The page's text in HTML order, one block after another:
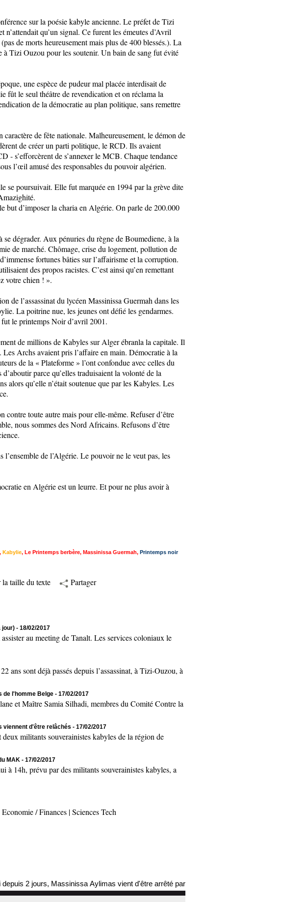
sur la poésie kabyle ancienne. Le préfet de Tizi
qu’un signal. Ce furent les émeutes d’Avril
de morts heureusement mais plus de 400 blessés.). La
à Tizi Ouzou pour les soutenir. Un bain de sang fut évité
une espèce de pudeur mal placée interdisait de
le seul théâtre de revendication et on réclama la
de la démocratie au plan politique, sans remettre
de fête nationale. Malheureusement, le démon de
de créer un parti politique, le RCD. Ils avaient
- s’efforcèrent de s’annexer le MCB. Chaque tendance
l’œil amusé des responsables du pouvoir algérien.
se poursuivait. Elle fut marquée en 1994 par la grève dite
but d’imposer la charia en Algérie. On parle de 200.000
dégrader. Aux pénuries du règne de Boumediene, à la
de marché. Chômage, crise du logement, pollution de
fortunes bâties sur l’affairisme et la corruption.
des propos racistes. C’est ainsi qu’en remettant
votre chien ! ».
de l’assassinat du lycéen Massinissa Guermah dans les
La poitrine nue, les jeunes ont défié les gendarmes.
fut le printemps Noir d’avril 2001.
de millions de Kabyles sur Alger ébranla la capitale. Il
Archs avaient pris l’affaire en main. Démocratie à la
de la « Plateforme » l’ont confondue avec celles du
parce qu’elles traduisaient la volonté de la
alors qu’elle n’était soutenue que par les Kabyles. Les
toute autre mais pour elle-même. Refuser d’être
nous sommes des Nord Africains. Refusons d’être
l’ensemble de l’Algérie. Le pouvoir ne le veut pas, les
en Algérie est un leurre. Et pour ne plus avoir à
, Kabylie, Le Printemps berbère, Massinissa Guermah, Printemps noir
taille du texte Partager
jour) - 18/02/2017
au meeting de Tanalt. Les services coloniaux le
sont déjà passés depuis l’assassinat, à Tizi-Ouzou, à
de l'homme Belge - 17/02/2017
et Maître Samia Silhadi, membres du Comité Contre la
viennent d'être relâchés - 17/02/2017
militants souverainistes kabyles de la région de
MAK - 17/02/2017
14h, prévu par des militants souverainistes kabyles, a
Economie / Finances |Sciences Tech
jours, Massinissa Aylimas vient d'être arrêté par les autorités coloniales (mis à jour)